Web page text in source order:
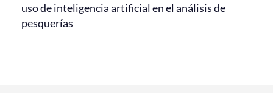
uso de inteligencia artificial en el análisis de
pesquerías